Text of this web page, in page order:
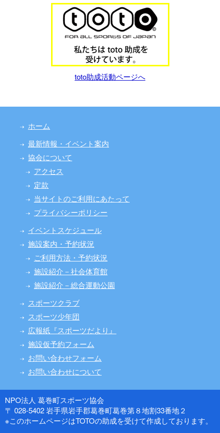
toto助成活動ページへ
ホーム
最新情報・イベント案内
協会について
アクセス
定款
当サイトのご利用にあたって
プライバシーポリシー
イベントスケジュール
施設案内・予約状況
ご利用方法・予約状況
施設紹介－社会体育館
施設紹介－総合運動公園
スポーツクラブ
スポーツ少年団
広報紙『スポーツだより』
施設仮予約フォーム
お問い合わせフォーム
お問い合わせについて
NPO法人 葛巻町スポーツ協会
〒 028-5402 岩手県岩手郡葛巻町葛巻第８地割33番地２
※このホームページはTOTOの助成を受けて作成しております。